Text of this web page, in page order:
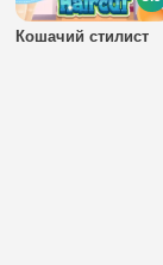
Кошачий стилист